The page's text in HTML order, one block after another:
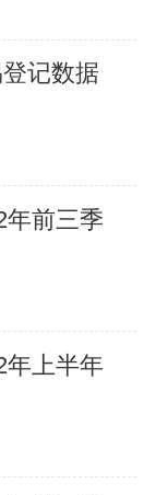
记数据
年前三季
年上半年